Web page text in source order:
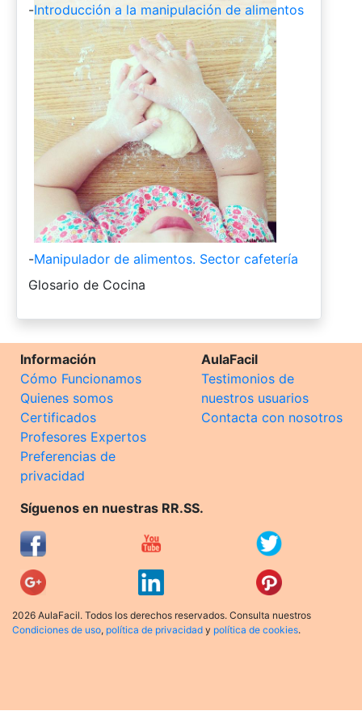
-Introducción a la manipulación de alimentos
-Manipulador de alimentos. Sector cafetería
-
Glosario de Cocina
Información
Cómo Funcionamos
Quienes somos
Certificados
Profesores Expertos
Preferencias de
privacidad
AulaFacil
Testimonios de
nuestros usuarios
Contacta con nosotros
Síguenos en nuestras RR.SS.
2026 AulaFacil. Todos los derechos reservados. Consulta nuestros
Condiciones de uso, política de privacidad y política de cookies.